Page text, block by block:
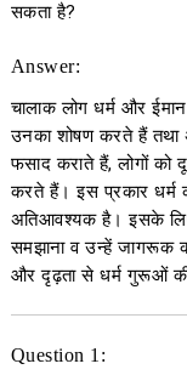
सकता है?
Answer:
चालाक लोग धर्म और
उनका शोषण करते हैं तथा
फसाद कराते हैं, लोगों को
करते हैं। इस प्रकार धर्म
अतिआवश्यक है। इसके लिए
समझाना व उन्हें जागरूक
और दृढ़ता से धर्म गुरूओं की
Question 1: